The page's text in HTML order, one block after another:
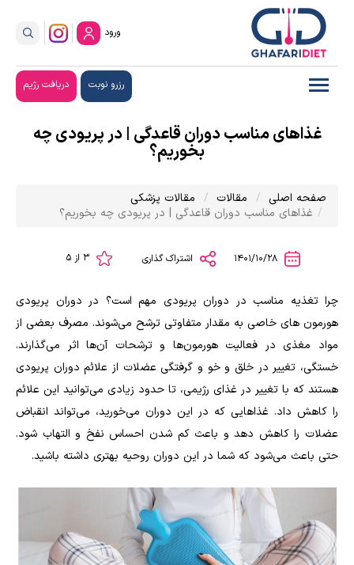
ورود
رزرو نوبت دریافت رژیم
غذاهای مناسب دوران قاعدگی | در پریودی چه
بخوریم؟
صفحه اصلی مقالات
مقالات پزشکی
غذاهای مناسب دوران قاعدگی | در پریودی چه بخوریم؟
1401/10/28 اشتراک گذاری
چرا تغذیه مناسب در دوران پریودی مهم است؟ در دوران پریودی
هورمون های خاصی به مقدار متفاوتی ترشح می‌شوند. مصرف بعضی از
مواد مغذی در فعالیت هورمون‌ها و ترشحات آن‌ها اثر می‌گذارند.
خستگی، تغییر در خلق و خو و گرفتگی عضلات از علائم دوران پریودی
هستند که با تغییر در غذای رژیمی، تا حدود زیادی می‌توانید این علائم
را کاهش داد. غذاهایی که در این دوران می‌خورید، می‌تواند انقباض
عضلات را کاهش دهد و باعث کم شدن احساس نفخ و التهاب شود.
حتی باعث می‌شود که شما در این دوران روحیه بهتری داشته باشید.